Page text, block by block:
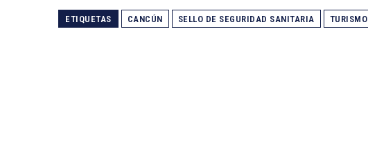
ETIQUETAS CANCÚN SELLO DE SEGURIDAD SANITARIA TURISMO